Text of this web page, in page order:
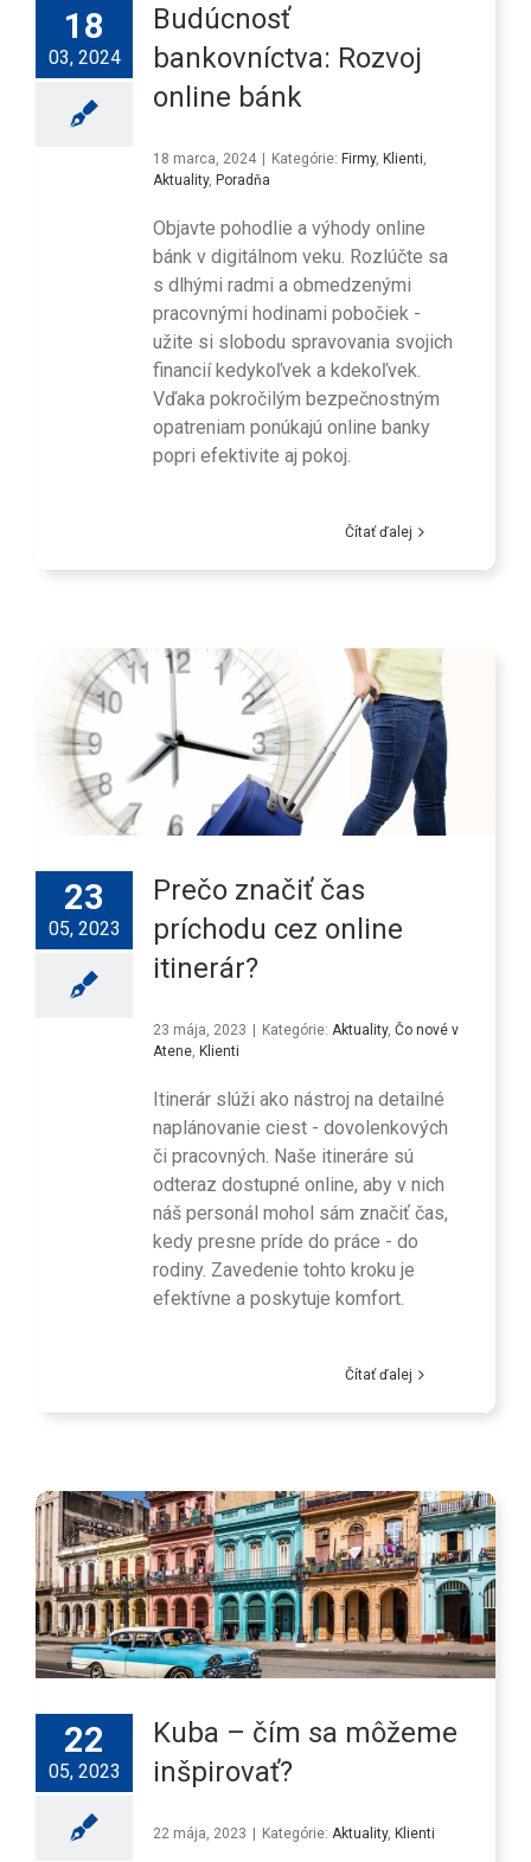
18
03, 2024
Budúcnosť
bankovníctva: Rozvoj
online bánk
18 marca, 2024 Kategórie: Firmy, Klienti,
Aktuality, Poradňa
Objavte pohodlie a výhody online
bánk v digitálnom veku. Rozlúčte sa
s dlhými radmi a obmedzenými
pracovnými hodinami pobočiek -
užite si slobodu spravovania svojich
financií kedykoľvek a kdekoľvek.
Vďaka pokročilým bezpečnostným
opatreniam ponúkajú online banky
popri efektivite aj pokoj.
Čítať ďalej
23
05, 2023
Prečo značiť čas
príchodu cez online
itinerár?
23 mája, 2023 Kategórie: Aktuality, Čo nové v
Atene, Klienti
Itinerár slúži ako nástroj na detailné
naplánovanie ciest - dovolenkových
či pracovných. Naše itineráre sú
odteraz dostupné online, aby v nich
náš personál mohol sám značiť čas,
kedy presne príde do práce - do
rodiny. Zavedenie tohto kroku je
efektívne a poskytuje komfort.
Čítať ďalej
22
05, 2023
Kuba – čím sa môžeme
inšpirovať?
22 mája, 2023 Kategórie: Aktuality, Klienti